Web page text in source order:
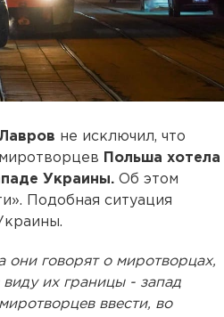
не исключил, что
Польша хотела
Украины. Об этом
Подобная ситуация
они говорят о миротворцах,
их границы - запад
ввести, во